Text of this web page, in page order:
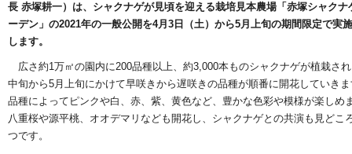
長 赤塚耕一）は、シャクナゲが見頃を迎える栽培見本農場「赤塚シャクナ
ーデン」の2021年の一般公開を4月3日（土）から5月上旬の期間限定で実
します。
広さ約1万㎡の園内に200品種以上、約3,000本ものシャクナゲが植栽さ
中旬から5月上旬にかけて早咲きから遅咲きの品種が順番に開花していき
品種によってピンクや白、赤、紫、黄色など、豊かな色彩や模様が楽しめ
八重桜や源平桃、オオデマリなども開花し、シャクナゲとの共演も見どこ
つです。